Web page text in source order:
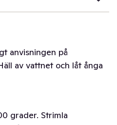
anvisningen på
av vattnet och låt ånga
grader. Strimla